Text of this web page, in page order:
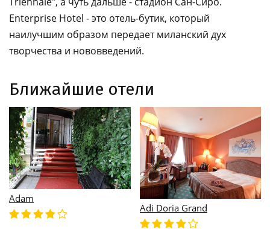
Enterprise Hotel - это отель-бутик, который
наилучшим образом передает миланский дух
творчества и нововведений.
Ближайшие отели
ADI Hotel Poliziano Fiera
The modern ADI Hotel
Adler